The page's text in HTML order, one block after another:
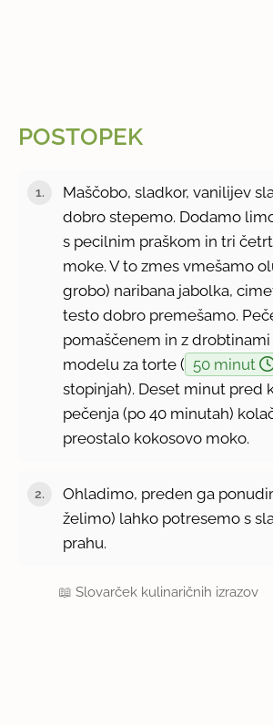
POSTOPEK
Maščobo, sladkor, vanilijev
dobro stepemo. Dodamo
s pecilnim praškom in tri
moke. V to zmes vmešamo
grobo) naribana jabolka,
testo dobro premešamo.
pomaščenem in z
modelu za torte ( 50 minut
stopinjah). Deset minut pred
pečenja (po 40 minutah)
preostalo kokosovo moko.
Ohladimo, preden ga
želimo) lahko potresemo s
prahu.
📖Slovarček kulinaričnih izrazov